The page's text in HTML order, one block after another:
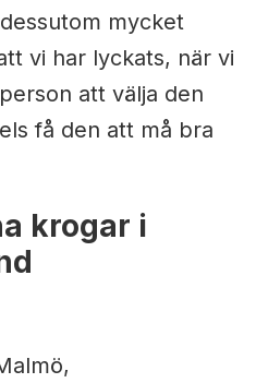
mycket
vi har lyckats, när vi
att välja den
få den att må bra
krogar i